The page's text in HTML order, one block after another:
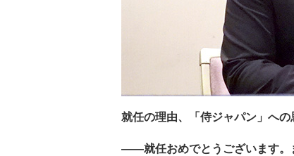
就任の理由、「侍ジャパン」への
――就任おめでとうございます。